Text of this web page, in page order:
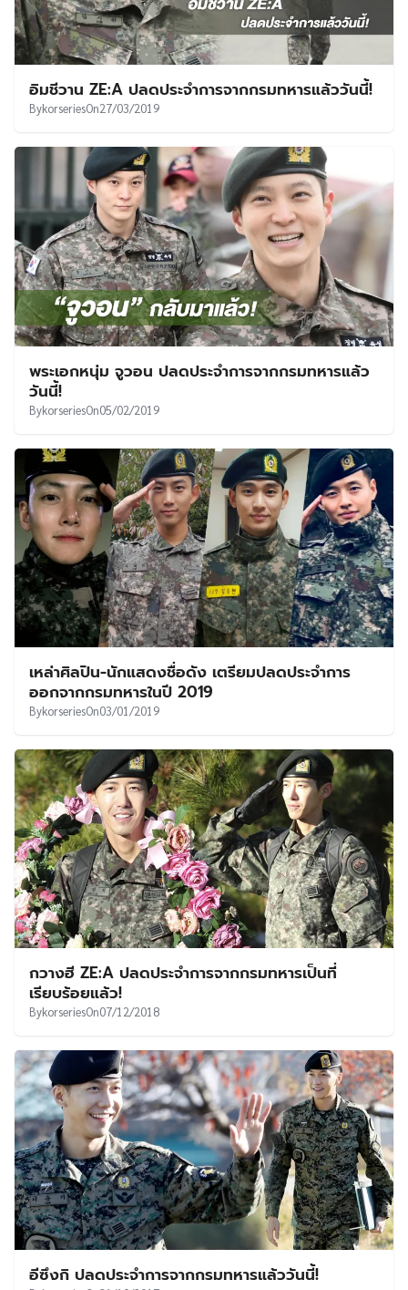
อิมชีวาน ZE:A ปลดประจำการจากกรมทหารแล้ววันนี้!
BykorseriesOn27/03/2019
พระเอกหนุ่ม จูวอน ปลดประจำการจากกรมทหารแล้ว
วันนี้!
BykorseriesOn05/02/2019
เหล่าศิลปิน-นักแสดงชื่อดัง เตรียมปลดประจำการ
ออกจากกรมทหารในปี 2019
BykorseriesOn03/01/2019
กวางฮี ZE:A ปลดประจำการจากกรมทหารเป็นที่
เรียบร้อยแล้ว!
BykorseriesOn07/12/2018
อีซึงกิ ปลดประจำการจากกรมทหารแล้ววันนี้!